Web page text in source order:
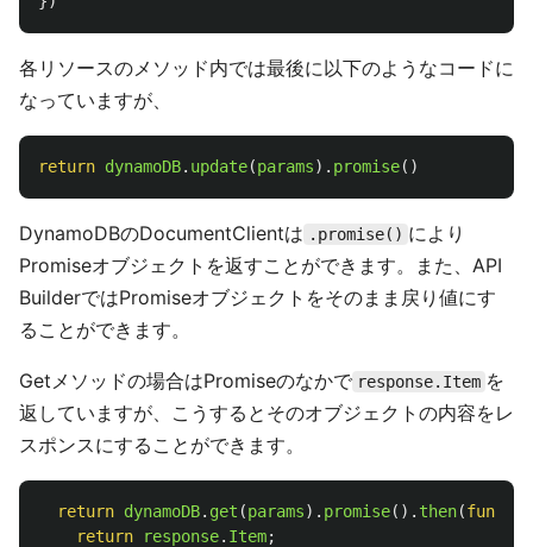
各リソースのメソッド内では最後に以下のようなコードに
なっていますが、
return dynamoDB. update(params). promise()
DynamoDBのDocumentClientは .promise() により
Promiseオブジェクトを返すことができます。また、API
BuilderではPromiseオブジェクトをそのまま戻り値にす
ることができます。
Getメソッドの場合はPromiseのなかで response.Item を
返していますが、こうするとそのオブジェクトの内容をレ
スポンスにすることができます。
return dynamoDB. get (params). promise(). then(
return
response. Item;